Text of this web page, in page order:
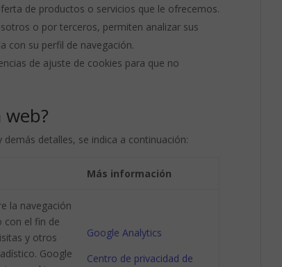
de productos o servicios que le ofrecemos.
o por terceros, permiten analizar sus
con su perfil de navegación.
de ajuste de cookies para que no
detalles, se indica a continuación:
Más información
la navegación
con el fin de
y otros
Google
Google Analytics
Centro de privacidad de